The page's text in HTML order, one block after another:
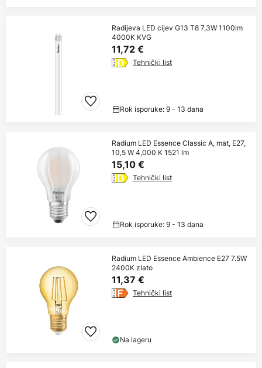
Radijeva LED cijev G13 T8 7,3W 1100lm
4000K KVG
11,72 €
Tehnički list
Rok isporuke: 9 - 13 dana
Radium LED Essence Classic A, mat, E27,
10,5 W 4,000 K 1521 lm
15,10 €
Tehnički list
Rok isporuke: 9 - 13 dana
Radium LED Essence Ambience E27 7.5W
2400K zlato
11,37 €
Tehnički list
Na lageru